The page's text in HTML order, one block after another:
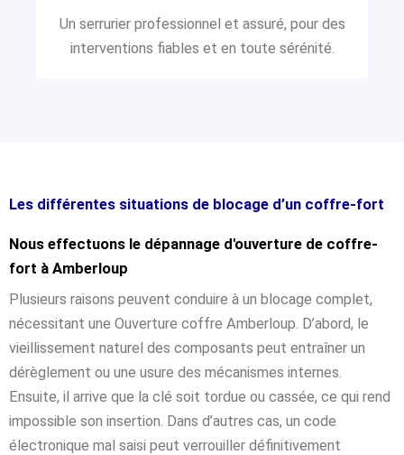
Un serrurier professionnel et assuré, pour des
interventions fiables et en toute sérénité.
Les différentes situations de blocage d’un coffre-fort
Nous effectuons le dépannage d'ouverture de coffre-
fort à Amberloup
Plusieurs raisons peuvent conduire à un blocage complet,
nécessitant une Ouverture coffre Amberloup. D’abord, le
vieillissement naturel des composants peut entraîner un
dérèglement ou une usure des mécanismes internes.
Ensuite, il arrive que la clé soit tordue ou cassée, ce qui rend
impossible son insertion. Dans d’autres cas, un code
électronique mal saisi peut verrouiller définitivement